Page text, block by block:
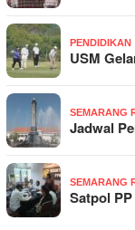
PENDIDIKAN
USM
SEMARANG
Jadwal
SEMARANG
Satpol